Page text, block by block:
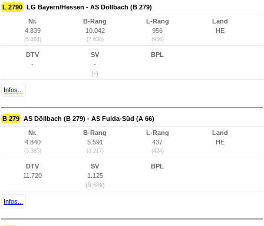
L 2790 LG Bayern/Hessen - AS Döllbach (B 279)
Nr.
4.839
(5.384)
B-Rang
10.042
(7.638)
L-Rang
956
(936)
Land
HE
DTV
-
SV
-
(-)
BPL
Infos...
B 279 AS Döllbach (B 279) - AS Fulda-Süd (A 66)
Nr.
4.840
(5.385)
B-Rang
5.591
(3.217)
L-Rang
437
(424)
Land
HE
DTV
11.720
SV
1.125
(9,6%)
BPL
Infos...